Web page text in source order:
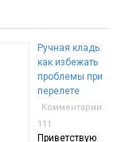
Ручная кладь:
как избежать
проблемы при
перелете
Комментарии:
111
Приветствую